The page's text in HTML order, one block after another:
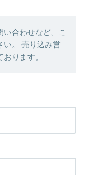
合わせなど、こ
い。 売り込み営
ります。